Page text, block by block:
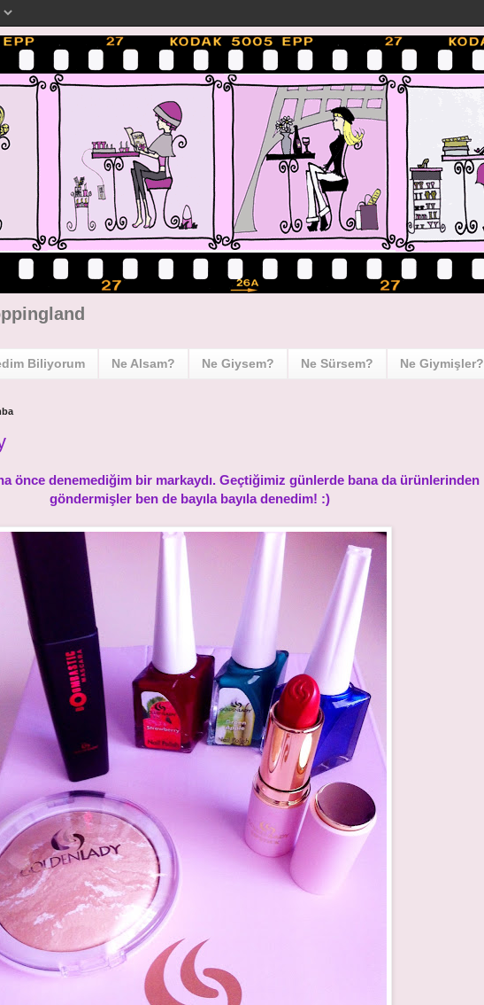
Biliyorum Ne Alsam? Ne Giysem? Ne Sürsem? Ne Giymişler?
önce denemediğim bir markaydı. Geçtiğimiz günlerde bana da ürünlerinden
göndermişler ben de bayıla bayıla denedim! :)